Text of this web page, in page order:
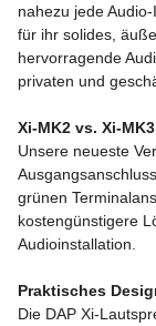
nahezu jede
für ihr solides,
hervorragende
privaten und
Xi-MK2 vs. Xi-MK3
Unsere neueste
grünen
kostengünstigere
Audioinstallation.
Praktisches
Die DAP Xi-